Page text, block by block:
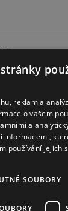
reklam a
o vašem
a
informacemi,
používání jejich
SOUBORY